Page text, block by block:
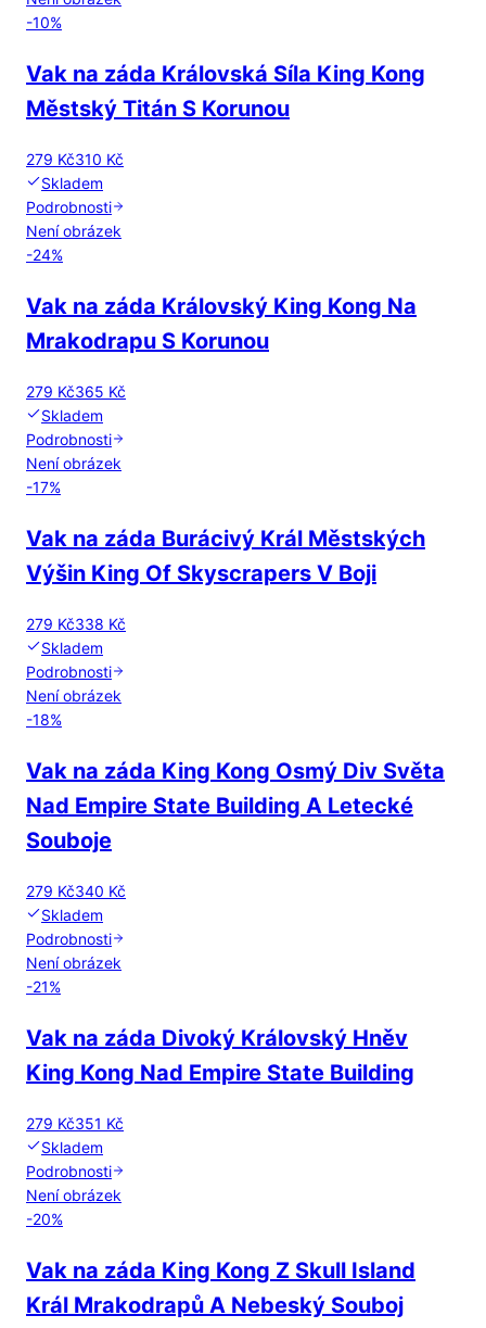
-10%
Vak na záda Královská Síla King Kong
Městský Titán S Korunou
279 Kč310 Kč
Skladem
Podrobnosti
Není obrázek
-24%
Vak na záda Královský King Kong Na
Mrakodrapu S Korunou
279 Kč365 Kč
Skladem
Podrobnosti
Není obrázek
-17%
Vak na záda Burácivý Král Městských
Výšin King Of Skyscrapers V Boji
279 Kč338 Kč
Skladem
Podrobnosti
Není obrázek
-18%
Vak na záda King Kong Osmý Div Světa
Nad Empire State Building A Letecké
Souboje
279 Kč340 Kč
Skladem
Podrobnosti
Není obrázek
-21%
Vak na záda Divoký Královský Hněv
King Kong Nad Empire State Building
279 Kč351 Kč
Skladem
Podrobnosti
Není obrázek
-20%
Vak na záda King Kong Z Skull Island
Král Mrakodrapů A Nebeský Souboj